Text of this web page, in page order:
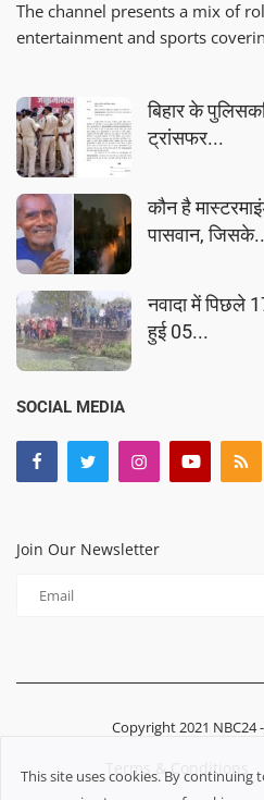
The channel presents a mix of
entertainment and sports
बिहार के
ट्रांसफर...
कौन है
पासवान,
नवादा में पिछले
हुई 05...
SOCIAL MEDIA
Join Our Newsletter
Copyright 2021 NBC24
Terms & Conditions
This site uses cookies. By continuing